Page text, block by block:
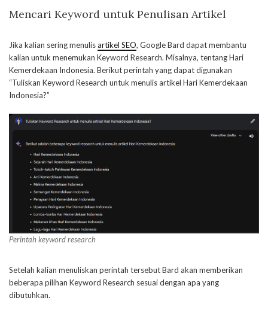
Mencari Keyword untuk Penulisan Artikel
Jika kalian sering menulisartikel SEO, Google Bard dapat membantu
kalian untuk menemukan Keyword Research. Misalnya, tentang Hari
Kemerdekaan Indonesia. Berikut perintah yang dapat digunakan
“Tuliskan Keyword Research untuk menulis artikel Hari Kemerdekaan
Indonesia?”
Perintah keyword research
Setelah kalian menuliskan perintah tersebut Bard akan memberikan
beberapa pilihan Keyword Research sesuai dengan apa yang
dibutuhkan.